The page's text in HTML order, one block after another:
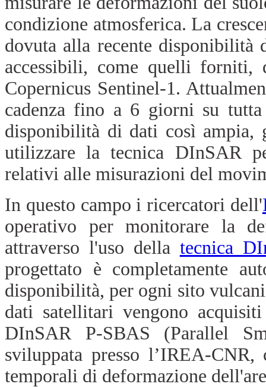
condizione atmosferica. La
dovuta alla recente
accessibili, come quelli forniti,
Copernicus Sentinel-1.
cadenza fino a 6 giorni su
disponibilità di dati così ampia,
utilizzare la tecnica DInSAR
relativi alle misurazioni del
In questo campo i ricercatori dell'
operativo per monitorare la
attraverso l'uso della tecnica
progettato è completamente
disponibilità, per ogni sito
dati satellitari vengono
DInSAR P-SBAS (Parallel
sviluppata presso l’IREA-
temporali di deformazione